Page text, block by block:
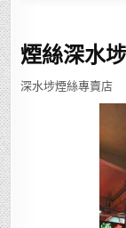
煙絲深水埗
深水埗煙絲專賣店